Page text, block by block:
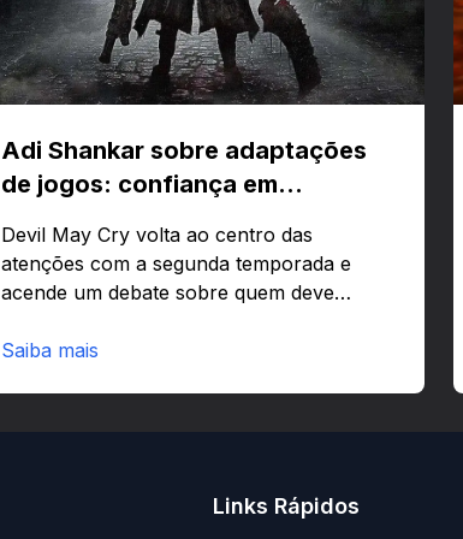
Adi Shankar sobre adaptações
de jogos: confiança em
Devil May Cry volta ao centro das
atenções com a segunda temporada e
acende um debate sobre quem deve
corporações ou criativos? Quer saber
Shankar ganhou fama por adaptar jogos
Saiba mais
Links Rápidos